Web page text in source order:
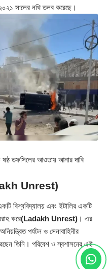
সালের নথি তলব করেছে।
তফসিলের আওতায় আনার দাবি
Unrest)
বিশ্ববিদ্যালয় এবং ইটালির একটি
করে(Ladakh Unrest) । এর
পর্যটন ও সেনাবাহিনীর
তিনি। পরিবেশ ও স্বশাসনের এই